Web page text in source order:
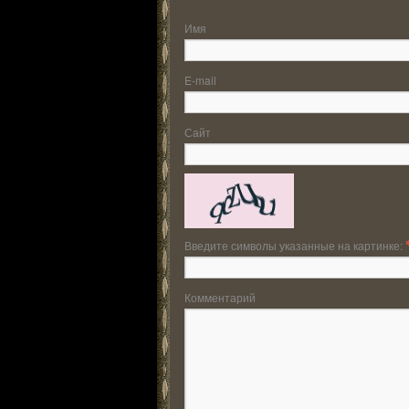
Имя
E-mail
Сайт
Введите символы указанные на картинке:
Комментарий